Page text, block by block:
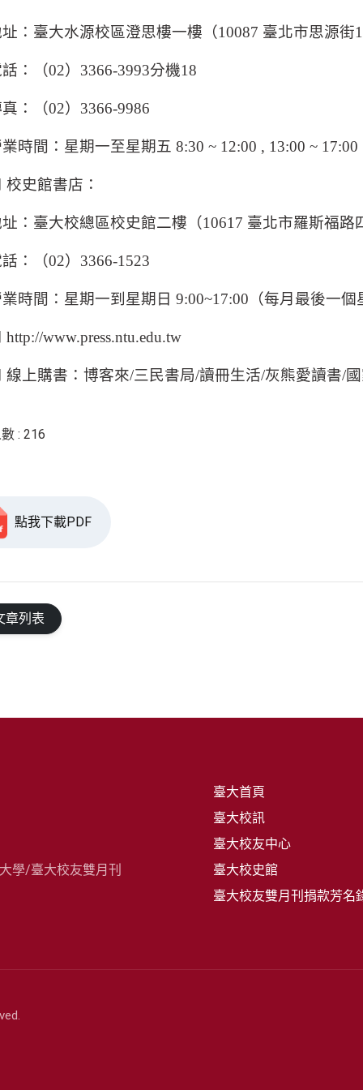
：臺大水源校區澄思樓一樓（10087 臺北市思源街
：（02） 3366-3993分機18
：（02） 3366-9986
時間：星期一至星期五 8:30 ~ 12:00 , 13:00 ~ 17:00
校史館書店：
：臺大校總區校史館二樓（10617 臺北市羅斯福路
：（02） 3366-1523
時間：星期一到星期日 9:00~17:00 （每月最後一
http://www.press.ntu.edu.tw
線上購書：博客來/三民書局/讀冊生活/灰熊愛讀書/
: 216
點我下載PDF
章列表
臺大首頁
臺大校訊
臺大校友中心
臺大校史館
臺大校友雙月刊捐款芳名
學/臺大校友雙月刊